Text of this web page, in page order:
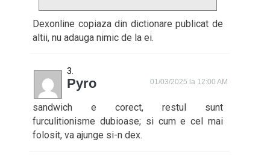
Dexonline copiaza din dictionare publicat de
altii, nu adauga nimic de la ei.
Pyro 01/03/2025 la 12:00 AM
sandwich e corect, restul sunt
furculitionisme dubioase; si cum e cel mai
folosit, va ajunge si-n dex.